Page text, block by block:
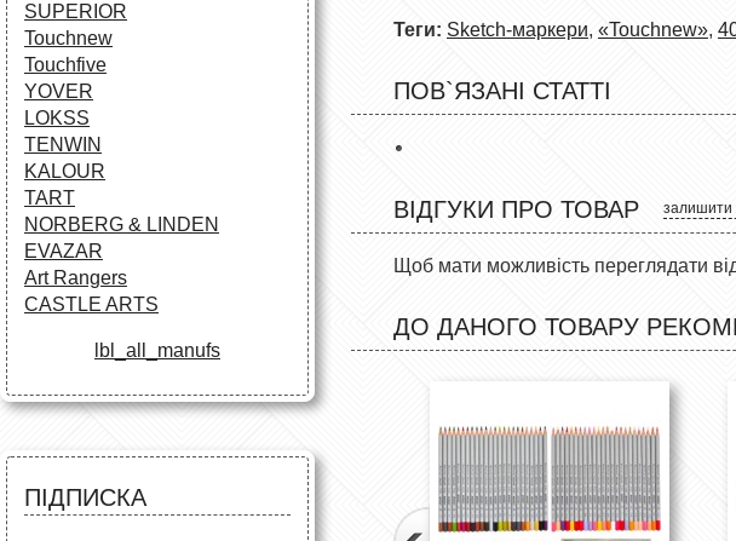
SUPERIOR
Touchnew
Touchfive
YOVER
LOKSS
TENWIN
KALOUR
TART
NORBERG & LINDEN
EVAZAR
Art Rangers
CASTLE ARTS
lbl_all_manufs
ПІДПИСКА
Теги: Sketch-маркери, «Touchnew»,
ПОВ`ЯЗАНІ СТАТТІ
ВІДГУКИ ПРО ТОВАР залишити
Щоб мати можливість переглядати
ДО ДАНОГО ТОВАРУ